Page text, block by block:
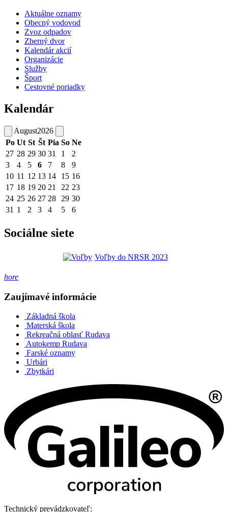
Aktuálne oznamy
Obecný vodovod
Zvoz odpadov
Zberný dvor
Kalendár akcií
Organizácie
Služby
Šport
Cestovné poriadky
Kalendár
August2026
Po Ut St Št Pia So Ne
27 28 29 30 31 1
2
3
4 5 6 7 8
9
10 11 12 13 14 15 16
17 18 19 20 21 22 23
24 25 26 27 28 29 30
31 1 2 3 4 5 6
Sociálne siete
Voľby do NRSR 2023
hore
Zaujímavé informácie
Základná škola
Materská škola
Rekreačná oblasť Rudava
Autokemp Rudava
Farské oznamy
Urbári
Zbytkári
Technický prevádzkovateľ: